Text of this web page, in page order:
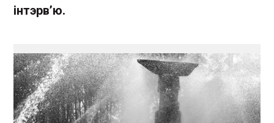
інтэрв’ю.